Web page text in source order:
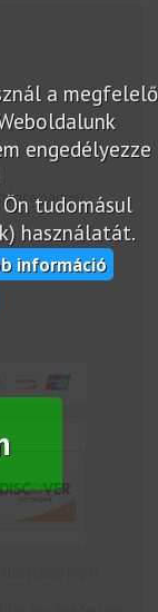
a megfelelő
engedélyezze
tudomásul
használatát.
információ
partner